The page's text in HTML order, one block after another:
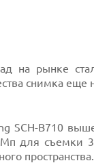
на рынке
снимка
SCH-B710
для съемки
пространства.